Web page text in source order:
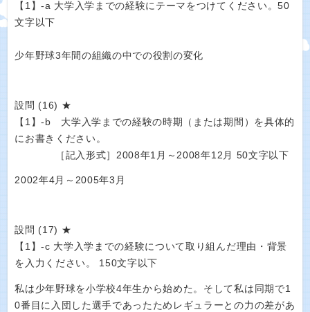
【1】-a 大学入学までの経験にテーマをつけてください。50
文字以下
少年野球3年間の組織の中での役割の変化
設問 (16) ★
【1】-b 大学入学までの経験の時期（または期間）を具体的
にお書きください。
［記入形式］2008年1月～2008年12月 50文字以下
2002年4月～2005年3月
設問 (17) ★
【1】-c 大学入学までの経験について取り組んだ理由・背景
を入力ください。 150文字以下
私は少年野球を小学校4年生から始めた。そして私は同期で1
0番目に入団した選手であったためレギュラーとの力の差があ